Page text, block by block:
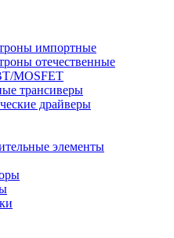
импортные
отечественные
MOSFET
трансиверы
драйверы
элементы